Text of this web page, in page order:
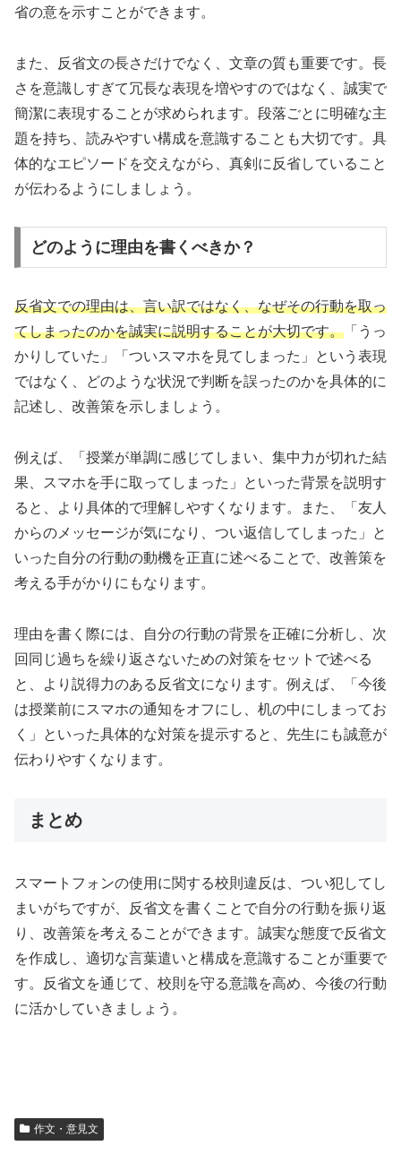
省の意を示すことができます。
また、反省文の長さだけでなく、文章の質も重要です。長
さを意識しすぎて冗長な表現を増やすのではなく、誠実で
簡潔に表現することが求められます。段落ごとに明確な主
題を持ち、読みやすい構成を意識することも大切です。具
体的なエピソードを交えながら、真剣に反省していること
が伝わるようにしましょう。
どのように理由を書くべきか？
反省文での理由は、言い訳ではなく、なぜその行動を取っ
てしまったのかを誠実に説明することが大切です。 「うっ
かりしていた」「ついスマホを見てしまった」という表現
ではなく、どのような状況で判断を誤ったのかを具体的に
記述し、改善策を示しましょう。
例えば、「授業が単調に感じてしまい、集中力が切れた結
果、スマホを手に取ってしまった」といった背景を説明す
ると、より具体的で理解しやすくなります。また、「友人
からのメッセージが気になり、つい返信してしまった」と
いった自分の行動の動機を正直に述べることで、改善策を
考える手がかりにもなります。
理由を書く際には、自分の行動の背景を正確に分析し、次
回同じ過ちを繰り返さないための対策をセットで述べる
と、より説得力のある反省文になります。例えば、「今後
は授業前にスマホの通知をオフにし、机の中にしまってお
く」といった具体的な対策を提示すると、先生にも誠意が
伝わりやすくなります。
まとめ
スマートフォンの使用に関する校則違反は、つい犯してし
まいがちですが、反省文を書くことで自分の行動を振り返
り、改善策を考えることができます。誠実な態度で反省文
を作成し、適切な言葉遣いと構成を意識することが重要で
す。反省文を通じて、校則を守る意識を高め、今後の行動
に活かしていきましょう。
作文・意見文